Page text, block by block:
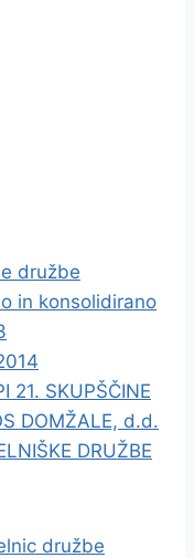
družbe
in konsolidirano
21. SKUPŠČINE
DOMŽALE, d.d.
DRUŽBE
družbe